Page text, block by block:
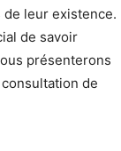
leur existence.
de savoir
présenterons
de